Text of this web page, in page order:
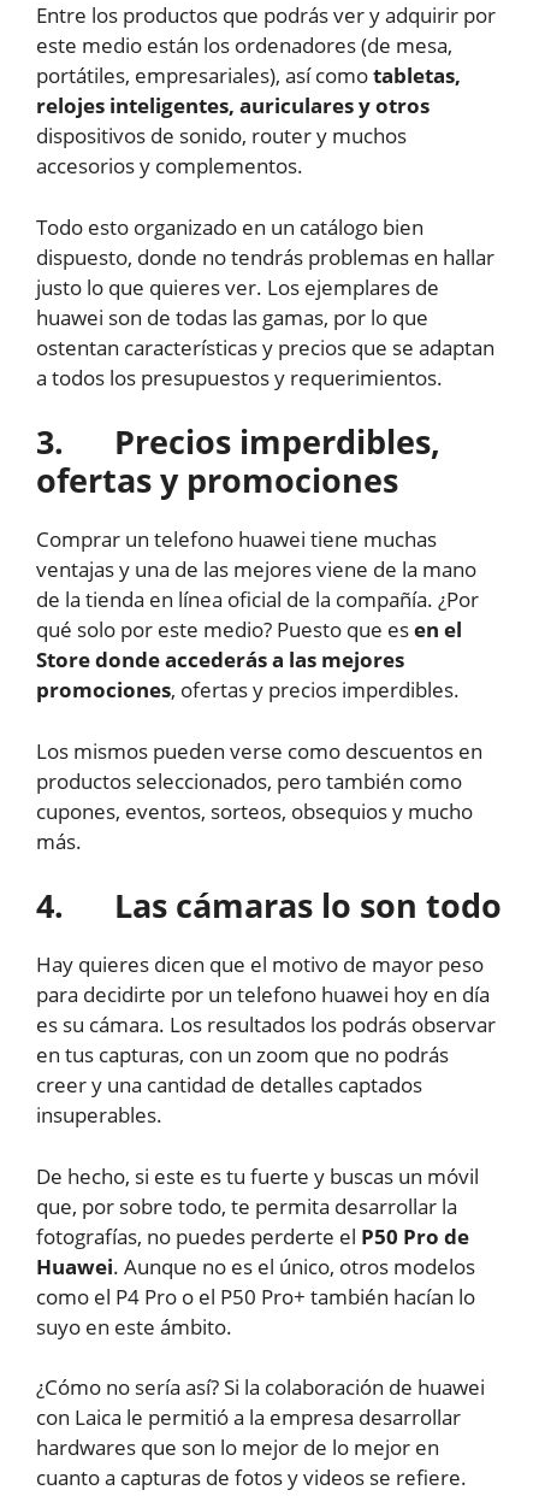
Entre los productos que podrás ver y adquirir por
este medio están los ordenadores (de mesa,
portátiles, empresariales), así comotabletas,
relojes inteligentes, auriculares y otros
dispositivos de sonido, router y muchos
accesorios y complementos.
Todo esto organizado en un catálogo bien
dispuesto, donde no tendrás problemas en hallar
justo lo que quieres ver. Los ejemplares de
huawei son de todas las gamas, por lo que
ostentan características y precios que se adaptan
a todos los presupuestos y requerimientos.
3. Precios imperdibles,
ofertas y promociones
Comprar un telefono huawei tiene muchas
ventajas y una de las mejores viene de la mano
de la tienda en línea oficial de la compañía. ¿Por
qué solo por este medio? Puesto que esen el
Store donde accederás a las mejores
promociones, ofertas y precios imperdibles.
Los mismos pueden verse como descuentos en
productos seleccionados, pero también como
cupones, eventos, sorteos, obsequios y mucho
más.
4. Las cámaras lo son todo
Hay quieres dicen que el motivo de mayor peso
para decidirte por un telefono huawei hoy en día
es su cámara. Los resultados los podrás observar
en tus capturas, con un zoom que no podrás
creer y una cantidad de detalles captados
insuperables.
De hecho, si este es tu fuerte y buscas un móvil
que, por sobre todo, te permita desarrollar la
fotografías, no puedes perderte el P50 Pro de
Huawei. Aunque no es el único, otros modelos
como el P4 Pro o el P50 Pro+ también hacían lo
suyo en este ámbito.
¿Cómo no sería así? Si la colaboración de huawei
con Laica le permitió a la empresa desarrollar
hardwares que son lo mejor de lo mejor en
cuanto a capturas de fotos y videos se refiere.